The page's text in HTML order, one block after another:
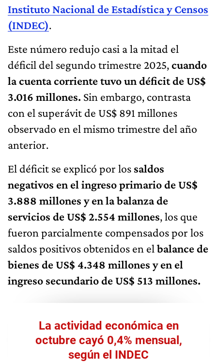
Instituto Nacional de Estadística y Censos
(INDEC).
Este número redujo casi a la mitad el
déficil del segundo trimestre 2025,cuando
la cuenta corriente tuvo un déficit de US$
3.016 millones. Sin embargo, contrasta
con el superávit de US$ 891 millones
observado en el mismo trimestre del año
anterior.
El déficit se explicó por los saldos
negativos en el ingreso primario de US$
3.888 millones y en la balanza de
servicios de US$ 2.554 millones, los que
fueron parcialmente compensados por los
saldos positivos obtenidos en el balance de
bienes de US$ 4.348 millones y en el
ingreso secundario de US$ 513 millones.
La actividad económica en
octubre cayó 0,4% mensual,
según el INDEC